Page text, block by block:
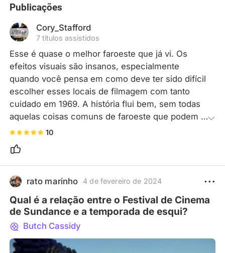
Publicações
Cory_Stafford
7 títulos assistidos
Esse é quase o melhor faroeste que já vi. Os
efeitos visuais são insanos, especialmente
quando você pensa em como deve ter sido difícil
escolher esses locais de filmagem com tanto
cuidado em 1969. A história flui bem, sem todas
aquelas coisas comuns de faroeste que podem
ser entediantes. Os tiroteios são projetados para
serem realistas e emocionantes e, sinceramente,
acho que são ainda melhores do que os de Três
Homens em Conflito. Os dois jovens
protagonistas são fantásticos. Seus personagens
simplesmente demonstram suas emoções
naturalmente. É impressionante.
10
rato marinho 4 de fevereiro de 2024
Qual é a relação entre o Festival de Cinema
de Sundance e a temporada de esqui?
Butch Cassidy